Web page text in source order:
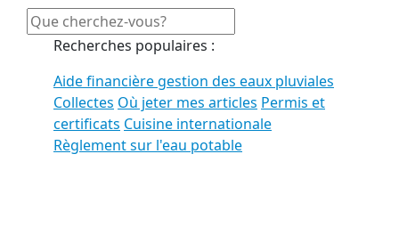
Recherches populaires :
Aide financière gestion des eaux pluviales
Collectes Où jeter mes articles Permis et
certificats Cuisine internationale
Règlement sur l'eau potable